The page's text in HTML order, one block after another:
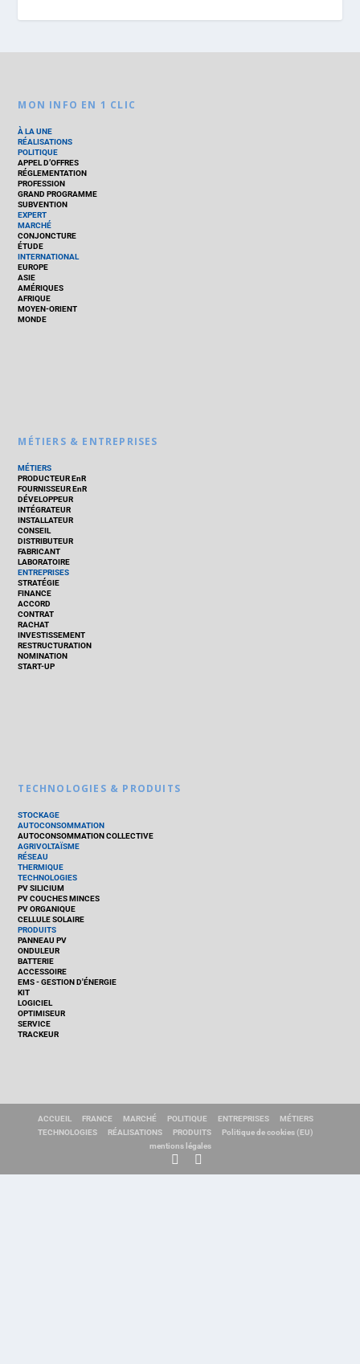
MON INFO EN 1 CLIC
À LA UNE
RÉALISATIONS
POLITIQUE
APPEL D’OFFRES
RÉGLEMENTATION
PROFESSION
GRAND PROGRAMME
SUBVENTION
EXPERT
MARCHÉ
CONJONCTURE
ÉTUDE
INTERNATIONAL
EUROPE
ASIE
AMÉRIQUES
AFRIQUE
MOYEN-ORIENT
MONDE
MÉTIERS & ENTREPRISES
MÉTIERS
PRODUCTEUR EnR
FOURNISSEUR EnR
DÉVELOPPEUR
INTÉGRATEUR
INSTALLATEUR
CONSEIL
DISTRIBUTEUR
FABRICANT
LABORATOIRE
ENTREPRISES
STRATÉGIE
FINANCE
ACCORD
CONTRAT
RACHAT
INVESTISSEMENT
RESTRUCTURATION
NOMINATION
START-UP
TECHNOLOGIES & PRODUITS
STOCKAGE
AUTOCONSOMMATION
AUTOCONSOMMATION COLLECTIVE
AGRIVOLTAÏSME
RÉSEAU
THERMIQUE
TECHNOLOGIES
PV SILICIUM
PV COUCHES MINCES
PV ORGANIQUE
CELLULE SOLAIRE
PRODUITS
PANNEAU PV
ONDULEUR
BATTERIE
ACCESSOIRE
EMS - GESTION D'ÉNERGIE
KIT
LOGICIEL
OPTIMISEUR
SERVICE
TRACKEUR
ACCUEIL FRANCE MARCHÉ POLITIQUE ENTREPRISES
MÉTIERS
TECHNOLOGIES
RÉALISATIONS PRODUITS
Politique de cookies (EU)
mentions légales